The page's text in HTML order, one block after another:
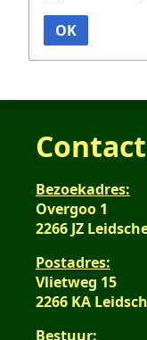
OK
Contact
Bezoekadres:
Overgoo 1
2266 JZ
Postadres:
Vlietweg 15
2266 KA
Bestuur: